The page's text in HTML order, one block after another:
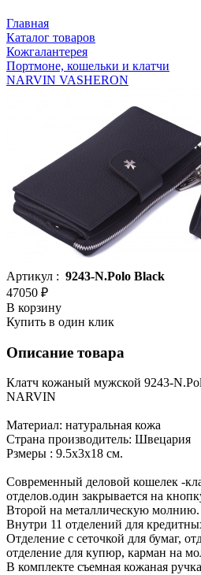
Главная
Каталог товаров
Кожгалантерея
Портмоне, кошельки и клатчи
NARVIN VASHERON
Артикул : 9243-N.Polo Black
47050 ₽
В корзину
Купить в один клик
Описание товара
Клатч кожаный мужской 9243-
NARVIN
Материал: натуральная кожа
Страна производитель: Швецария
Рзмеры : 9.5х3х18 см.
Современный деловой кошелек -
отделов.один закрывается на
Второй на металлическую молнию.
Внутри 11 отделений для
Отделение с сеточкой для бумаг,
отделение для купюр, карман на
В комплекте съемная кожаная